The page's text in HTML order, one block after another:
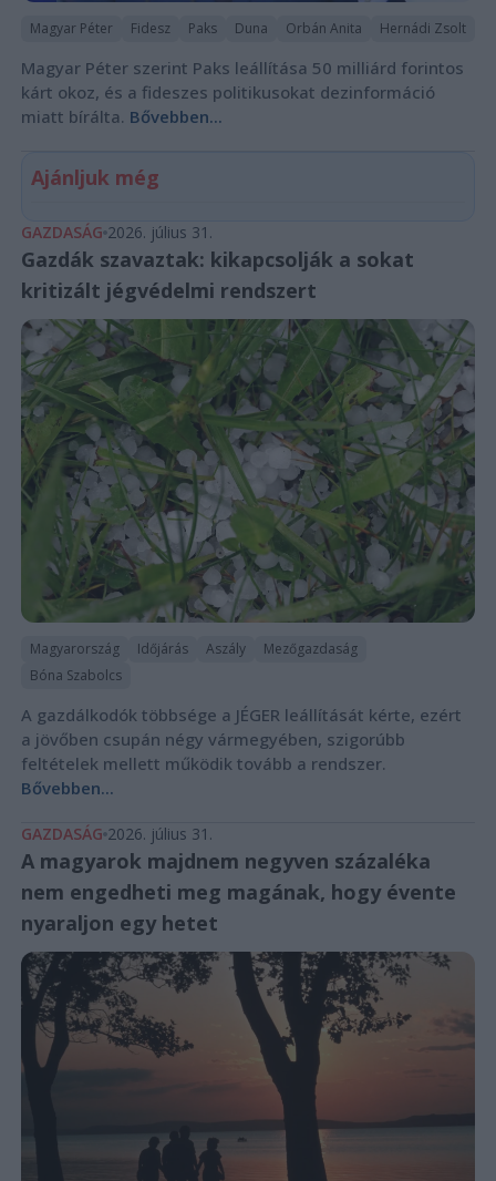
Magyar Péter Fidesz Paks Duna Orbán Anita Hernádi Zsolt
Magyar Péter szerint Paks leállítása 50 milliárd forintos
kárt okoz, és a fideszes politikusokat dezinformáció
miatt bírálta. Bővebben...
Ajánljuk még
GAZDASÁG 2026. július 31.
Gazdák szavaztak: kikapcsolják a sokat
kritizált jégvédelmi rendszert
Magyarország Időjárás Aszály
Mezőgazdaság
Bóna Szabolcs
A gazdálkodók többsége a JÉGER leállítását kérte, ezért
a jövőben csupán négy vármegyében, szigorúbb
feltételek mellett működik tovább a rendszer.
Bővebben...
GAZDASÁG 2026. július 31.
A magyarok majdnem negyven százaléka
nem engedheti meg magának, hogy évente
nyaraljon egy hetet